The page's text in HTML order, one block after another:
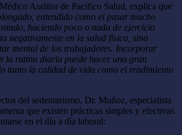
Auditor de Pacífico Salud, explica que
entendido como el pasar mucho
haciendo poco o nada de ejercicio
negativamente en la salud física, sino
mental de los trabajadores. Incorporar
la rutina diaria puede hacer una gran
tanto la calidad de vida como el rendimiento
del sedentarismo, Dr. Muñoz, especialista
que existen prácticas simples y efectivas
en el día a día laboral: